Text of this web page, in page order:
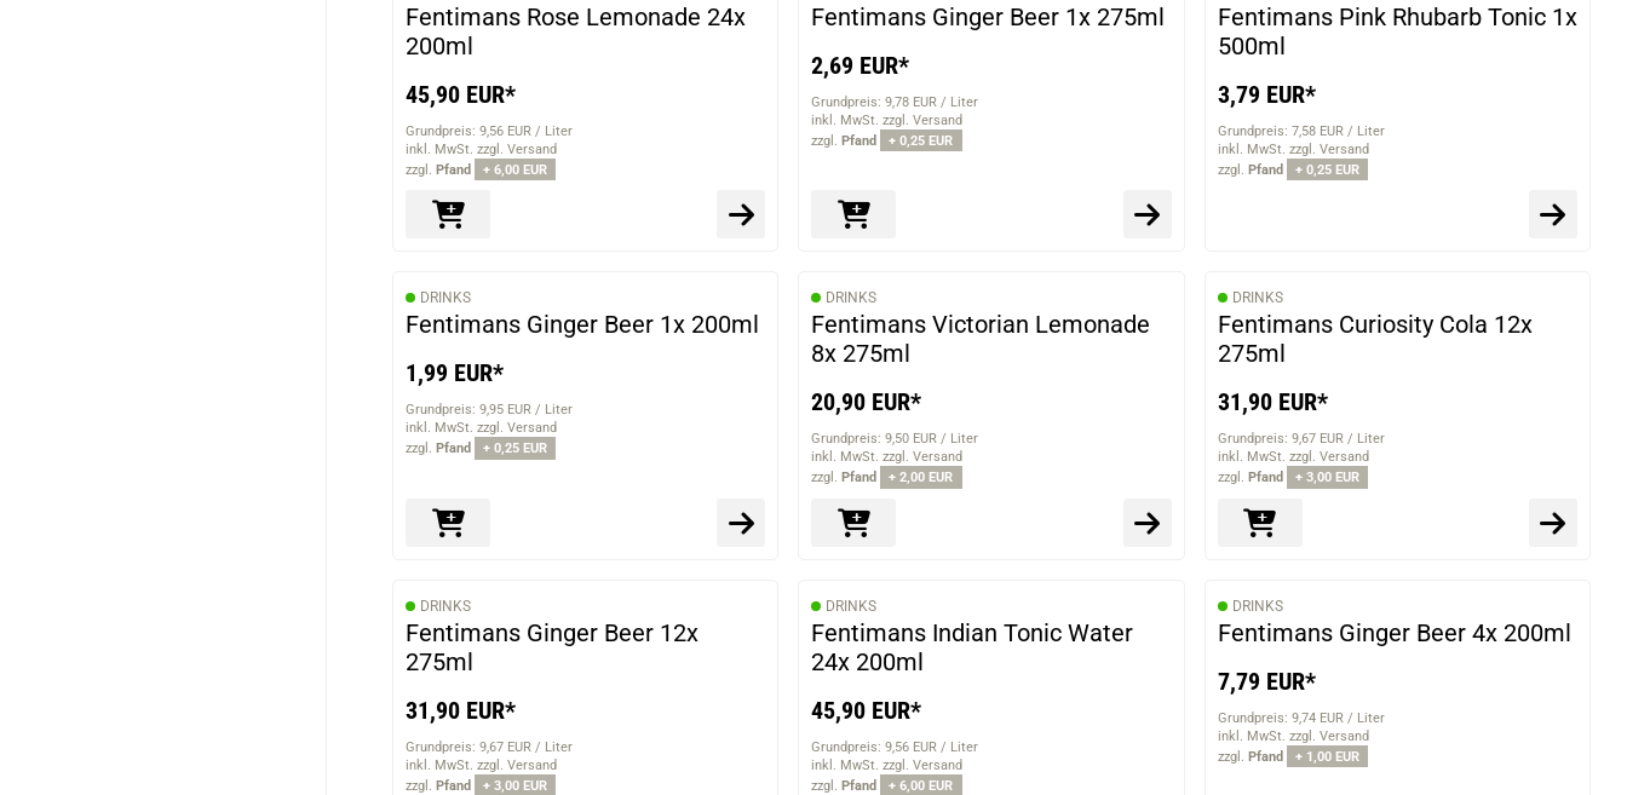
Fentimans Rose Lemonade 24x
200ml
45,90 EUR*
Grundpreis: 9,56 EUR / Liter
inkl. MwSt. zzgl. Versand
zzgl. Pfand + 6,00 EUR
Fentimans Ginger Beer 1x 275ml
2,69 EUR*
Grundpreis: 9,78 EUR / Liter
inkl. MwSt. zzgl. Versand
zzgl.Pfand + 0,25 EUR
Fentimans Pink Rhubarb Tonic 1x
500ml
3,79 EUR*
Grundpreis: 7,58 EUR / Liter
inkl. MwSt. zzgl. Versand
zzgl. Pfand + 0,25 EUR
DRINKS
Fentimans Ginger Beer 1x 200ml
1,99 EUR*
Grundpreis: 9,95 EUR / Liter
inkl. MwSt. zzgl. Versand
zzgl. Pfand + 0,25 EUR
DRINKS
Fentimans Victorian Lemonade
8x 275ml
20,90 EUR*
Grundpreis: 9,50 EUR / Liter
inkl. MwSt. zzgl. Versand
zzgl. Pfand + 2,00 EUR
DRINKS
Fentimans Curiosity Cola 12x
275ml
31,90 EUR*
Grundpreis: 9,67 EUR / Liter
inkl. MwSt. zzgl. Versand
zzgl. Pfand + 3,00 EUR
DRINKS
Fentimans Ginger Beer 12x
275ml
31,90 EUR*
Grundpreis: 9,67 EUR / Liter
inkl. MwSt. zzgl. Versand
zzgl. Pfand + 3,00 EUR
DRINKS
Fentimans Indian Tonic Water
24x 200ml
45,90 EUR*
Grundpreis: 9,56 EUR / Liter
inkl. MwSt. zzgl. Versand
zzgl.Pfand + 6,00 EUR
DRINKS
Fentimans Ginger Beer 4x 200ml
7,79 EUR*
Grundpreis: 9,74 EUR / Liter
inkl. MwSt. zzgl. Versand
zzgl. Pfand + 1,00 EUR